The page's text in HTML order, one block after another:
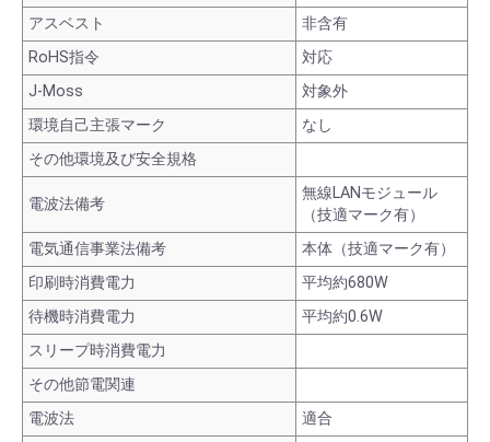
アスベスト
非含有
RoHS指令
対応
J-Moss
対象外
環境自己主張マーク
なし
その他環境及び安全規格
電波法備考
無線LANモジュール
（技適マーク有）
電気通信事業法備考
本体（技適マーク有）
印刷時消費電力
平均約680W
待機時消費電力
平均約0.6W
スリープ時消費電力
その他節電関連
電波法
適合